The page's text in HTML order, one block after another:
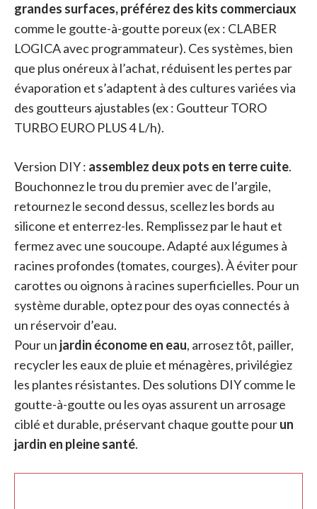
grandes surfaces, préférez des kits commerciaux
comme le goutte-à-goutte poreux (ex : CLABER
LOGICA avec programmateur). Ces systèmes, bien
que plus onéreux à l’achat, réduisent les pertes par
évaporation et s’adaptent à des cultures variées via
des goutteurs ajustables (ex : Goutteur TORO
TURBO EURO PLUS 4 L/h).
Version DIY : assemblez deux pots en terre cuite.
Bouchonnez le trou du premier avec de l’argile,
retournez le second dessus, scellez les bords au
silicone et enterrez-les. Remplissez par le haut et
fermez avec une soucoupe. Adapté aux légumes à
racines profondes (tomates, courges). À éviter pour
carottes ou oignons à racines superficielles. Pour un
système durable, optez pour des oyas connectés à
un réservoir d’eau.
Pour un jardin économe en eau, arrosez tôt, pailler,
recycler les eaux de pluie et ménagères, privilégiez
les plantes résistantes. Des solutions DIY comme le
goutte-à-goutte ou les oyas assurent un arrosage
ciblé et durable, préservant chaque goutte pourun
jardin en pleine santé.